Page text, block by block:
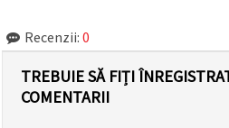
Recenzii: 0
TREBUIE SĂ FIȚI
COMENTARII